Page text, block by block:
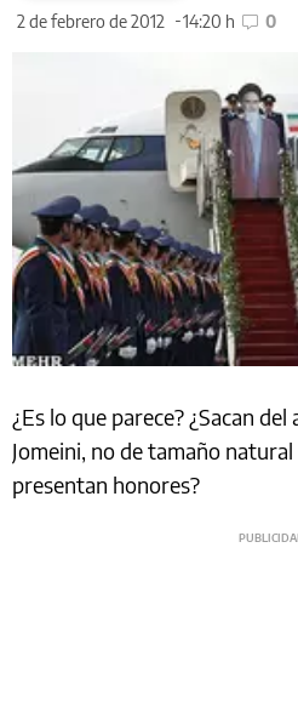
2 de febrero de 2012 14:20 h 0
¿Es lo que parece? ¿Sacan
Jomeini, no de tamaño
presentan honores?